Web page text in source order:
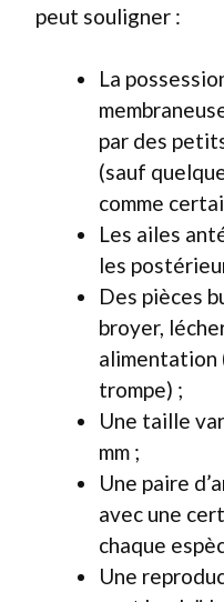
peut souligner :
La
par des
(sauf
comme
Les ailes
les
Des pièces
broyer,
alimentation
trompe) ;
Une taille
mm ;
Une paire
avec une
chaque
Une